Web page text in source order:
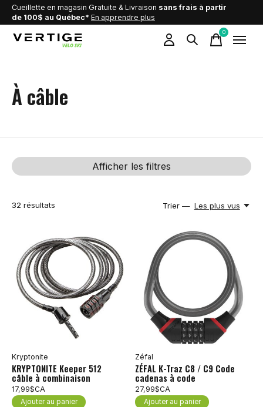
Cueillette en magasin Gratuite & Livraison sans frais à partir
de 100$ au Québec* En apprendre plus
0items
À câble
Afficher les filtres
32 résultats Trier — Les plus vus
Kryptonite
KRYPTONITE Keeper 512
câble à combinaison
17,99$CA
Ajouter au panier
Zéfal
ZÉFAL K-Traz C8 / C9 Code
cadenas à code
27,99$CA
Ajouter au panier